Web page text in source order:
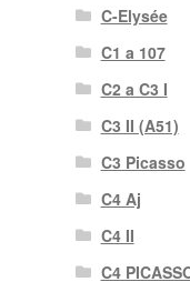
C-Elysée
C1 a 107
C2 a C3 I
C3 II (A51)
C3 Picasso
C4 Aj
C4 II
C4